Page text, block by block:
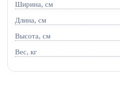
Ширина, см
Длина, см
Высота, см
Вес, кг